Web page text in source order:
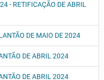
- RETIFICAÇÃO DE ABRIL
DE MAIO DE 2024
DE ABRIL 2024
DE ABRIL 2024